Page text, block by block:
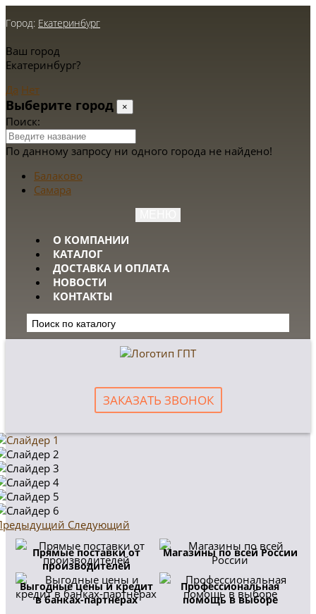
Город: Екатеринбург
Ваш город
Екатеринбург?
Да Нет
Выберите город ×
Поиск:
По данному запросу ни одного города не найдено!
Балаково
Самара
О КОМПАНИИ
КАТАЛОГ
ДОСТАВКА И ОПЛАТА
НОВОСТИ
КОНТАКТЫ
ЗАКАЗАТЬ ЗВОНОК
Следующий
Прямые поставки от
производителей
Магазины по всей России
Выгодные цены и кредит
в банках-партнерах
Профессиональная
помощь в выборе